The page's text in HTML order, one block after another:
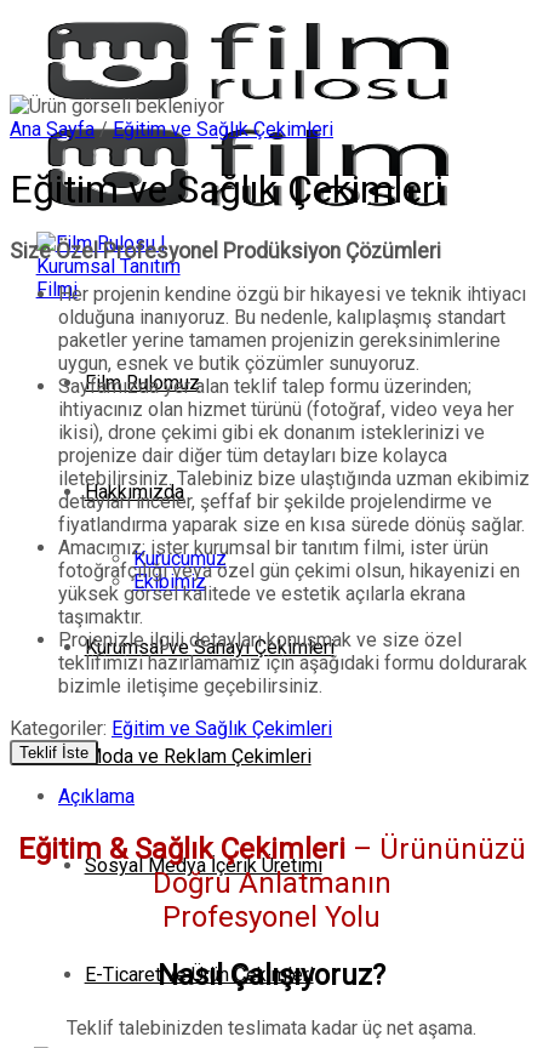
İçeriğe
Film Rulomuz
Hakkımızda
Kurucumuz
Ekibimiz
Kurumsal ve Sanayi Çekimleri
Moda ve Reklam Çekimleri
Sosyal Medya İçerik Üretimi
E-Ticaret ve Ürün Çekimleri
Ana Sayfa / Eğitim ve Sağlık Çekimleri
Eğitim ve Sağlık Çekimleri
Size Özel Profesyonel Prodüksiyon Çözümleri
Her projenin kendine özgü bir hikayesi ve teknik ihtiyacı
olduğuna inanıyoruz. Bu nedenle, kalıplaşmış standart
paketler yerine tamamen projenizin gereksinimlerine
uygun, esnek ve butik çözümler sunuyoruz.
Sayfamızda yer alan teklif talep formu üzerinden;
ihtiyacınız olan hizmet türünü (fotoğraf, video veya her
ikisi), drone çekimi gibi ek donanım isteklerinizi ve
projenize dair diğer tüm detayları bize kolayca
iletebilirsiniz. Talebiniz bize ulaştığında uzman ekibimiz
detayları inceler, şeffaf bir şekilde projelendirme ve
fiyatlandırma yaparak size en kısa sürede dönüş sağlar.
Amacımız; ister kurumsal bir tanıtım filmi, ister ürün
fotoğrafçılığı veya özel gün çekimi olsun, hikayenizi en
yüksek görsel kalitede ve estetik açılarla ekrana
taşımaktır.
Projenizle ilgili detayları konuşmak ve size özel
teklifimizi hazırlamamız için aşağıdaki formu doldurarak
bizimle iletişime geçebilirsiniz.
Kategoriler: Eğitim ve Sağlık Çekimleri
Teklif İste
Açıklama
Eğitim & Sağlık Çekimleri– Ürününüzü
Doğru Anlatmanın
Profesyonel Yolu
Nasıl Çalışıyoruz?
Teklif talebinizden teslimata kadar üç net aşama.